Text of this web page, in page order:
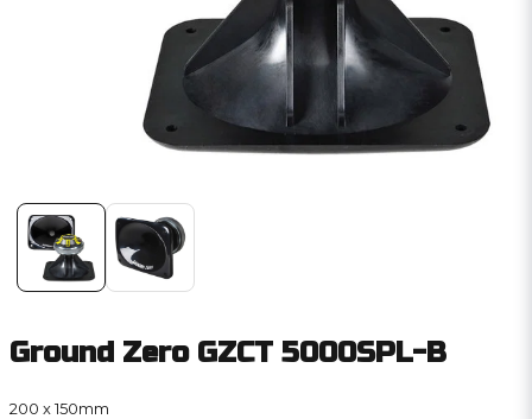
Ground Zero GZCT 5000SPL-B
200 x 150mm